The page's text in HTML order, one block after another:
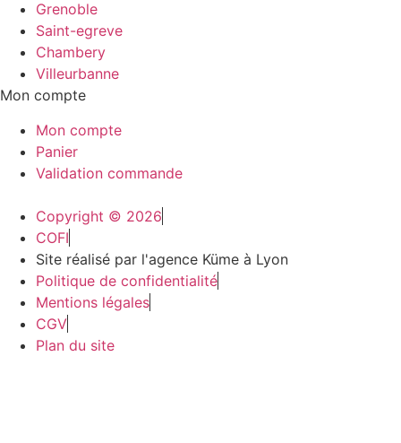
Grenoble
Saint-egreve
Chambery
Villeurbanne
Mon compte
Mon compte
Panier
Validation commande
Copyright © 2026
COFI
Site réalisé par l'agence Küme à Lyon
Politique de confidentialité
Mentions légales
CGV
Plan du site